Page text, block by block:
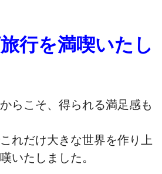
行を満喫いたし
らこそ、得られる満足感も
れだけ大きな世界を作り上
いたしました。